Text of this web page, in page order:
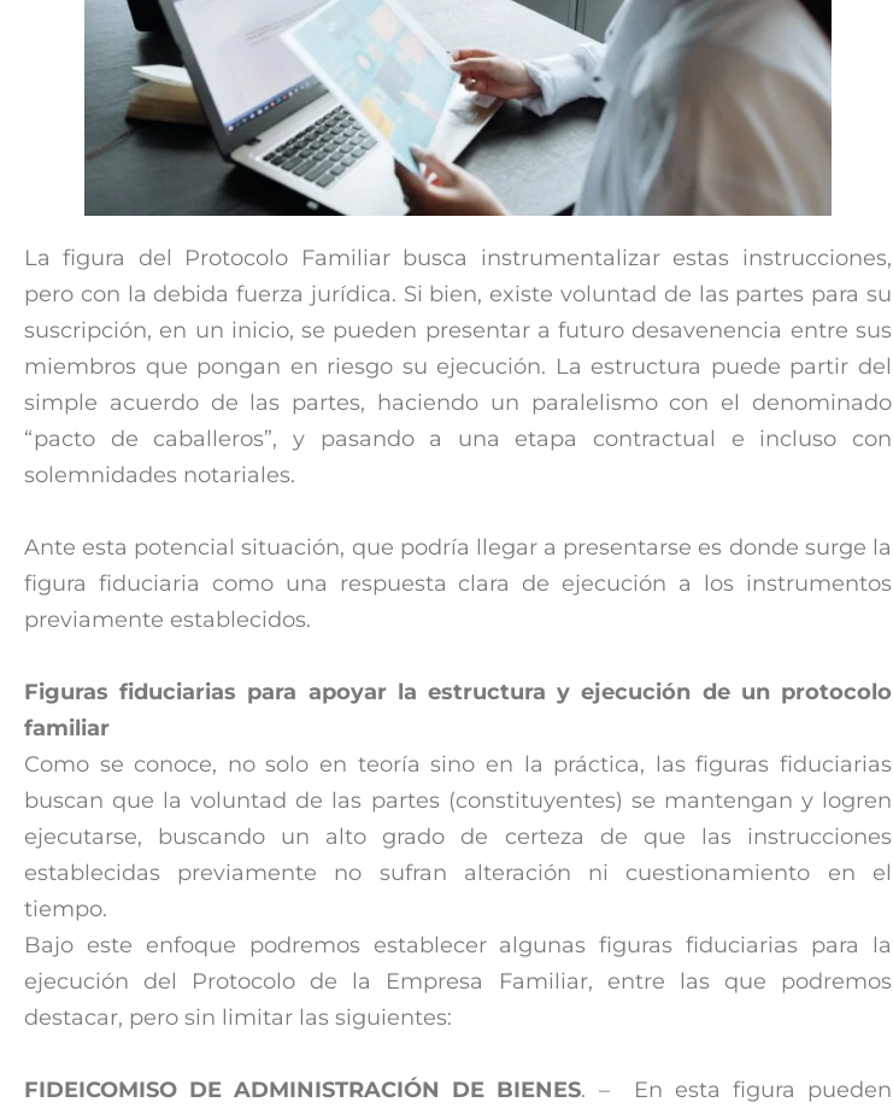
La figura del Protocolo Familiar busca instrumentalizar estas instrucciones,
pero con la debida fuerza jurídica. Si bien, existe voluntad de las partes para su
suscripción, en un inicio, se pueden presentar a futuro desavenencia entre sus
miembros que pongan en riesgo su ejecución. La estructura puede partir del
simple acuerdo de las partes, haciendo un paralelismo con el denominado
“pacto de caballeros”, y pasando a una etapa contractual e incluso con
solemnidades notariales.
Ante esta potencial situación, que podría llegar a presentarse es donde surge la
figura fiduciaria como una respuesta clara de ejecución a los instrumentos
previamente establecidos.
Figuras fiduciarias para apoyar la estructura y ejecución de un protocolo
familiar
Como se conoce, no solo en teoría sino en la práctica, las figuras fiduciarias
buscan que la voluntad de las partes (constituyentes) se mantengan y logren
ejecutarse, buscando un alto grado de certeza de que las instrucciones
establecidas previamente no sufran alteración ni cuestionamiento en el
tiempo.
Bajo este enfoque podremos establecer algunas figuras fiduciarias para la
ejecución del Protocolo de la Empresa Familiar, entre las que podremos
destacar, pero sin limitar las siguientes:
FIDEICOMISO DE ADMINISTRACIÓN DE BIENES. – En esta figura pueden